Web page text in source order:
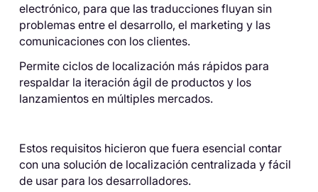
electrónico, para que las traducciones fluyan sin
problemas entre el desarrollo, el marketing y las
comunicaciones con los clientes.
Permite ciclos de localización más rápidos para
respaldar la iteración ágil de productos y los
lanzamientos en múltiples mercados.
Estos requisitos hicieron que fuera esencial contar
con una solución de localización centralizada y fácil
de usar para los desarrolladores.